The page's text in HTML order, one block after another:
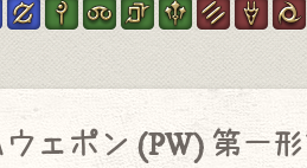
ェポン (PW) 第一